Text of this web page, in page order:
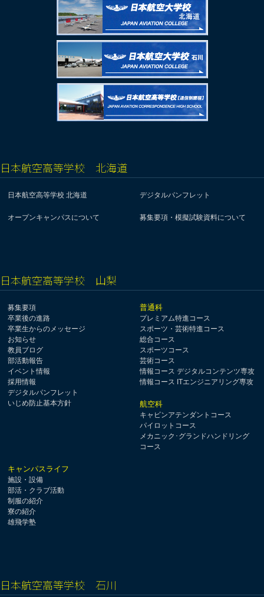
日本航空高等学校 北海道
日本航空高等学校 北海道 デジタルパンフレット
オープンキャンパスについて 募集要項・模擬試験資料について
日本航空高等学校 山梨
募集要項
卒業後の進路
卒業生からのメッセージ
お知らせ
教員ブログ
部活動報告
イベント情報
採用情報
デジタルパンフレット
いじめ防止基本方針
普通科
プレミアム特進コース
スポーツ・芸術特進コース
総合コース
スポーツコース
芸術コース
情報コース デジタルコンテンツ専攻
情報コース ITエンジニアリング専攻
航空科
キャビンアテンダントコース
パイロットコース
メカニック･グランドハンドリング
コース
キャンパスライフ
施設・設備
部活・クラブ活動
制服の紹介
寮の紹介
雄飛学塾
日本航空高等学校 石川